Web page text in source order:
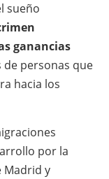
sueño
ganancias
de personas que
hacia los
por la
Madrid y